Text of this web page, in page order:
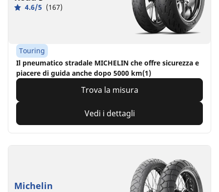
4.6/5 (167)
Touring
Il pneumatico stradale MICHELIN che offre sicurezza e
piacere di guida anche dopo 5000 km(1)
Trova la misura
Vedi i dettagli
Michelin